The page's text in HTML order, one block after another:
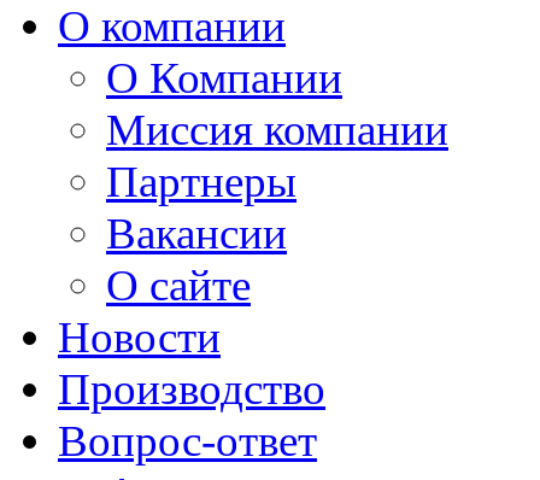
О компании
О Компании
Миссия компании
Партнеры
Вакансии
О сайте
Новости
Производство
Вопрос-ответ